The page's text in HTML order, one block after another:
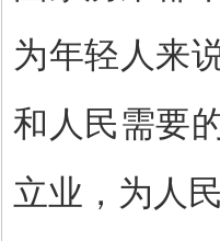
为年轻人来
和人民需要
立业，为人